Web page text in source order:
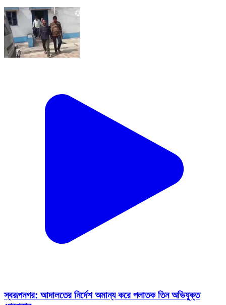
স্বরূপনগর: আদালতের নির্দেশ অমান্য করে পলাতক তিন অভিযুক্ত